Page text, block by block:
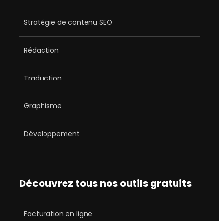
Stratégie de contenu SEO
Rédaction
Traduction
Graphisme
Développement
Découvrez tous nos outils gratuits
Facturation en ligne